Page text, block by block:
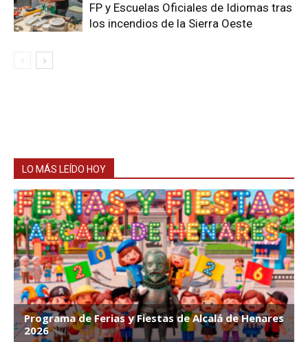
FP y Escuelas Oficiales de Idiomas tras
los incendios de la Sierra Oeste
LO MÁS LEÍDO HOY